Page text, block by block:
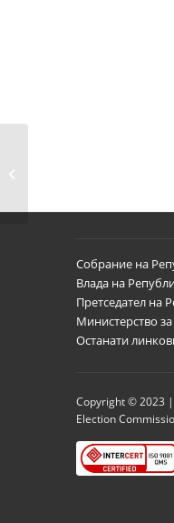
Собрание на
Влада на
Претседател на
Министерство
Останати
Copyright © 2023
Election